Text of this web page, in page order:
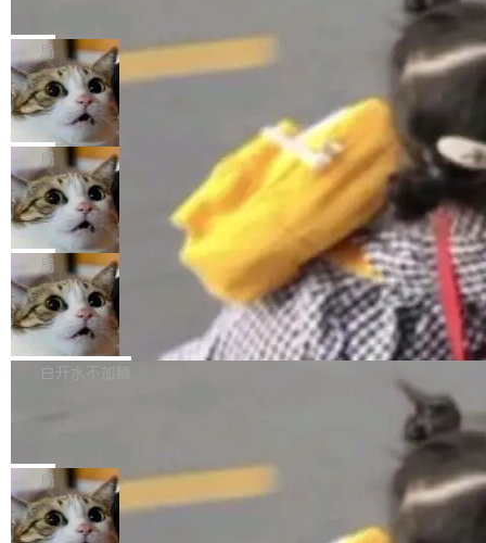
“启蒙老师”。 而今年，恰好是雷霄骅离世十周
年。FFmpeg 社区最终选择用一个大版本的名
字，留下了这份纪念。 雷霄骅曾是中国传媒大学
数字电视技术方向的博士生，长期从事视频、音
频技...
编写程序，目标是完成电商平台作者信息与商品
列表的数据匹配 —— 一项常规的数据处理任
务，最终却产生了 180 万美元的账单，实际支出
超出原定预算 860%。 更令人意外的是，该项目
最终并未成功落地，而高额算力消耗持续运行长
达 5 个月，公司直到财务对账时才察觉异常。这
意味着一个无人看管的 AI 程序，在近半年时间
里日夜不停地"烧钱"。 复盘显示，...
e CEO Clément Delangue 在 CNBC 的采访里
没有拐弯抹角。他说中国正在赢得 AI 竞赛，而
且按目前的速度，中国 AI 工具预计在今年底或
2027 年就能追上美国前沿实验室的水平。 Dela
ngue 把原因归结为一件事：开放协作。中国的
AI 开发者在一个共享和协作的生态里加速迭代，
而美国模型厂商在"闭门造车"。他的原话是 "buil
ding in silos"——各自为战，互不通气。 这个判
断从他嘴里说出来分量不同。Hugging Face 是
全球最大的开源 AI 平台，上面跑着上百万个模
型。谁在开源赛道上领先，...
局
当 AI agent 把源码变成了最好的扩展系
统，开发者工具必须开源
五年前，David Crawshaw 问过很多软件工程师
一个问题：你写过什么给自己用的程序？答案几
乎都是没有。工程师们整天用别人写的程序写程
序给别人用。偶尔有人自己写个博客系统、智能
家居控制、家庭实验室，都算稀奇事。 Crawsh
aw 是 Shelley 的作者，一个开源 AI coding age
nt。他最近在博客上写了一篇文章，核心论点很
简单：开发者工具必须开源。 理由不是传统的自
由软件情怀，而是一个跟 AI agent 直接相关的
技术判断。 两行 prompt 就能个性化任何软件 C
局
DeepSeek Harness 宣布内测邀请，全
网最大规模开源 Agent 路演现场诞生
一条内测招募帖，发出去的时候大概没人想到它
会变成一场开源 Agent 生态的路演。 8月1日，
DeepSeek Harness 团队负责人崔添翼（tiany
i）在 X 上发帖： 「如果你是 Agent Harness 相
关开源项目的开发者，希望参加 DeepSeek Har
ness 的内测，可以回复或私信联系我。请附上
Harness 负责把能力落到真实环境中——调用工
具、读写文件、管理上下文、处理错误、完成闭
环。崔添翼招人的标...
局
商汤 SenseNova U1.5-Lite-Preview
开源
商汤科技宣布面向社区开源轻量级统一多模态模
型的预览版本 SenseNova U1.5-Lite-Preview。
理解、推理、生成与编辑，还仅以 8B-MoT 的轻
量大小，将能力推进到4K、更精细的真实质感、
更复杂的视觉控制和可持续迭代编辑。 相比 U
白开水不加糖
nap。这次是 hwctl——一个用来检查 Ubuntu
硬件认证状态的命令行工具。 Canonical 工程师
Alan Griffiths 在邮件列表中说得很直白：「hwc
局
Dario Amodei 担心新人来 Anthropic